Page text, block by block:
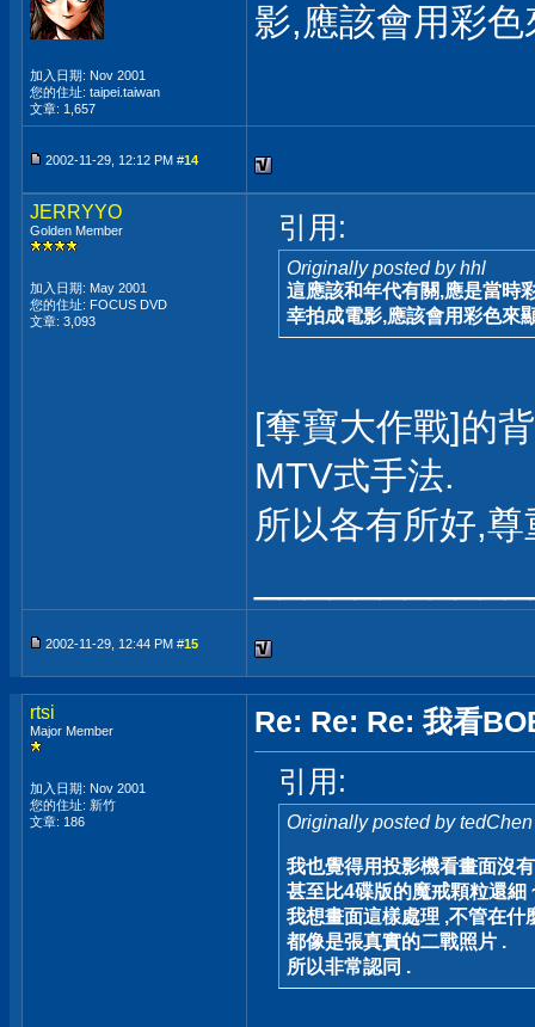
加入日期: Nov 2001
您的住址: taipei.taiwan
文章: 1,657
影,應該會用彩色
2002-11-29, 12:12 PM #14
JERRYYO
Golden Member
加入日期: May 2001
您的住址: FOCUS DVD
文章: 3,093
引用:
Originally posted by hhl
這應該和年代有關,應是當時
幸拍成電影,應該會用彩色來
[奪寶大作戰]的
MTV式手法.
所以各有所好,
2002-11-29, 12:44 PM #15
rtsi
Major Member
加入日期: Nov 2001
您的住址: 新竹
文章: 186
Re: Re: Re: 我看
引用:
Originally posted by tedChen
我也覺得用投影機看畫面沒
甚至比4碟版的魔戒顆粒還細
我想畫面這樣處理 ,不管在什
都像是張真實的二戰照片 .
所以非常認同 .